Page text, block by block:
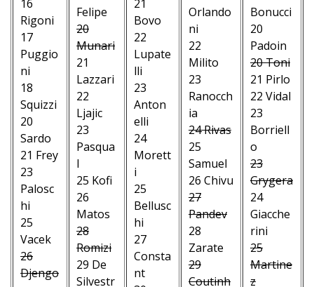
16
Rigoni
17
Puggio
ni
18
Squizzi
20
Sardo
21 Frey
23
Palosc
hi
25
Vacek
26
Djengo
Felipe
20
Munari
21
Lazzari
22
Ljajic
23
Pasqua
l
25 Kofi
26
Matos
28
Romizi
29 De
Silvestr
21
Bovo
22
Lupate
lli
23
Anton
elli
24
Morett
i
25
Bellusc
hi
27
Consta
nt
Orlando
ni
22
Milito
23
Ranocch
ia
24 Rivas
25
Samuel
26 Chivu
27
Pandev
28
Zarate
29
Coutinh
Bonucci
20
Padoin
20 Toni
21 Pirlo
22 Vidal
23
Borriell
o
23
Grygera
24
Giacche
rini
25
Martine
z